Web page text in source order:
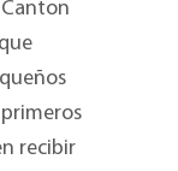
recibir